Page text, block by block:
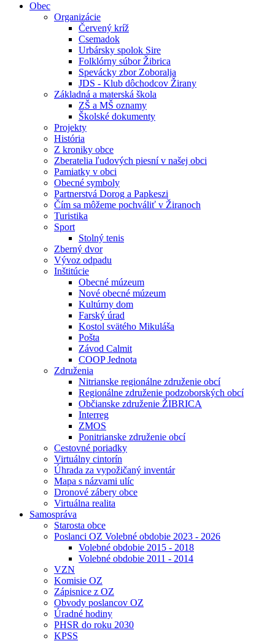
Obec
Organizácie
Červený kríž
Csemadok
Urbársky spolok Sire
Folklórny súbor Žibrica
Spevácky zbor Zoboralja
JDS - Klub dôchodcov Žirany
Základná a materská škola
ZŠ a MŠ oznamy
Školské dokumenty
Projekty
História
Z kroniky obce
Zberatelia ľudových piesní v našej obci
Pamiatky v obci
Obecné symboly
Partnerstvá Dorog a Papkeszi
Čím sa môžeme pochváliť v Žiranoch
Turistika
Sport
Stolný tenis
Zberný dvor
Vývoz odpadu
Inštitúcie
Obecné múzeum
Nové obecné múzeum
Kultúrny dom
Farský úrad
Kostol svätého Mikuláša
Pošta
Závod Calmit
COOP Jednota
Združenia
Nitrianske regionálne združenie obcí
Regionálne združenie podzoborských obcí
Občianske združenie ŽIBRICA
Interreg
ZMOS
Ponitrianske združenie obcí
Cestovné poriadky
Virtuálny cintorín
Úhrada za vypožičaný inventár
Mapa s názvami ulíc
Dronové zábery obce
Virtuálna realita
Samospráva
Starosta obce
Poslanci OZ Volebné obdobie 2023 - 2026
Volebné obdobie 2015 - 2018
Volebné obdobie 2011 - 2014
VZN
Komisie OZ
Zápisnice z OZ
Obvody poslancov OZ
Úradné hodiny
PHSR do roku 2030
KPSS